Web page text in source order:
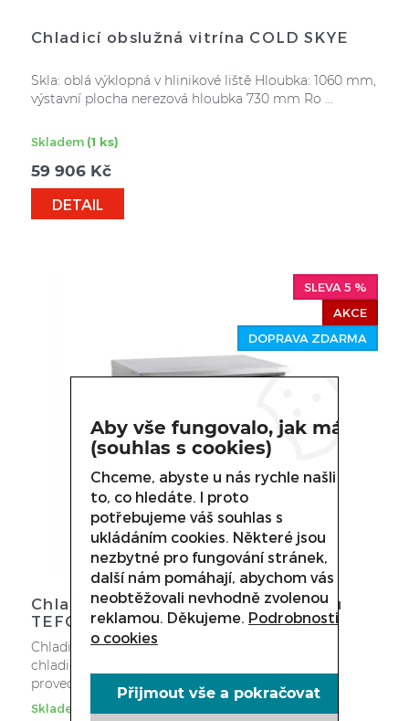
Chladicí obslužná vitrína COLD SKYE
Skla: oblá výklopná v hlinikové liště Hloubka: 1060 mm,
výstavní plocha nerezová hloubka 730 mm Ro ...
Skladem (1 ks)
59 906 Kč
DETAIL
SLEVA 5 %
AKCE
DOPRAVA ZDARMA
Chladicí saladeta s pracovní deskou
TEFCOLD SA 910
Chladicí saladeta s pracovní deskou Řada SA
chladicích saladet je vyrobena v celonerezovém
proved ...
Skladem
Aby vše fungovalo, jak má
(souhlas s cookies)
Chceme, abyste u nás rychle našli
to, co hledáte. I proto
potřebujeme váš souhlas s
ukládáním cookies. Některé jsou
nezbytné pro fungování stránek,
další nám pomáhají, abychom vás
neobtěžovali nevhodně zvolenou
reklamou. Děkujeme. Podrobnosti
o cookies
Přijmout vše a pokračovat